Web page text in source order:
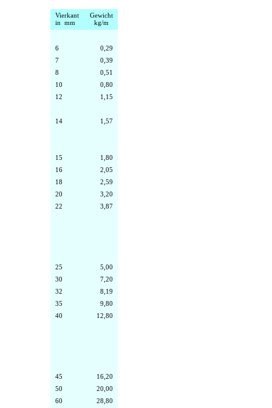
Vierkant
in mm
Gewicht
kg/m
6
0,29
7
0,39
8
0,51
10
0,80
12
1,15
14 1,57
15
1,80
16
2,05
18
2,59
20
3,20
22
3,87
25
5,00
30
7,20
32
8,19
35
9,80
40
12,80
45
16,20
50
20,00
60
28,80